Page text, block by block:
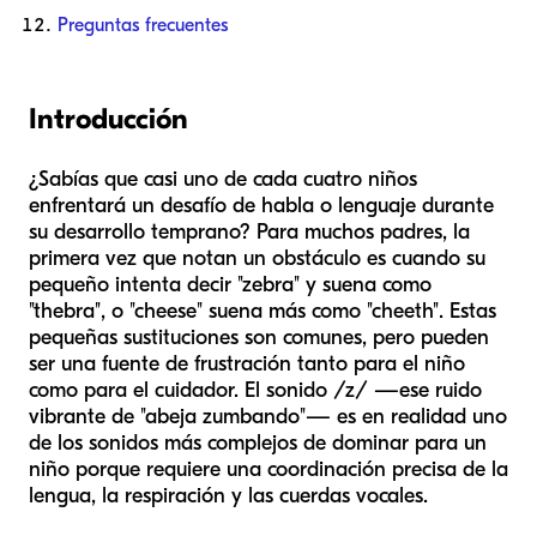
Preguntas frecuentes
Introducción
¿Sabías que casi uno de cada cuatro niños
enfrentará un desafío de habla o lenguaje durante
su desarrollo temprano? Para muchos padres, la
primera vez que notan un obstáculo es cuando su
pequeño intenta decir "zebra" y suena como
"thebra", o "cheese" suena más como "cheeth". Estas
pequeñas sustituciones son comunes, pero pueden
ser una fuente de frustración tanto para el niño
como para el cuidador. El sonido /z/ —ese ruido
vibrante de "abeja zumbando"— es en realidad uno
de los sonidos más complejos de dominar para un
niño porque requiere una coordinación precisa de la
lengua, la respiración y las cuerdas vocales.